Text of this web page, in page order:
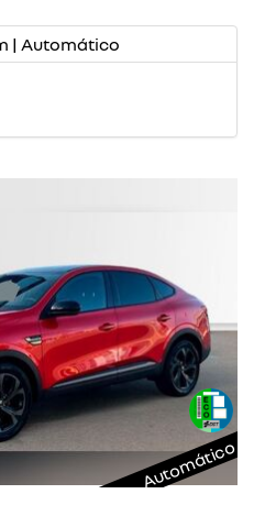
| Automático
Automático